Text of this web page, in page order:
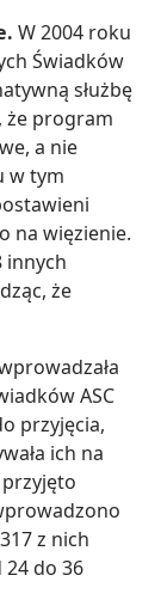
W 2004 roku
Świadków
służbę
że program
a nie
w tym
na więzienie.
innych
że
ASC
przyjęcia,
ich na
z nich
24 do 36